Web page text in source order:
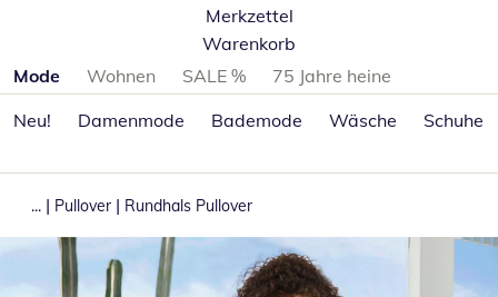
Merkzettel
Warenkorb
Produktkategorien überspringen
Mode Wohnen SALE %
75 Jahre heine
Neu!
Damenmode Bademode Wäsche Schuhe
... | Pullover | Rundhals Pullover